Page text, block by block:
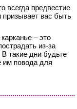
всегда предвестие
призывает вас быть
– это
из-за
такие дни будьте
им повода для